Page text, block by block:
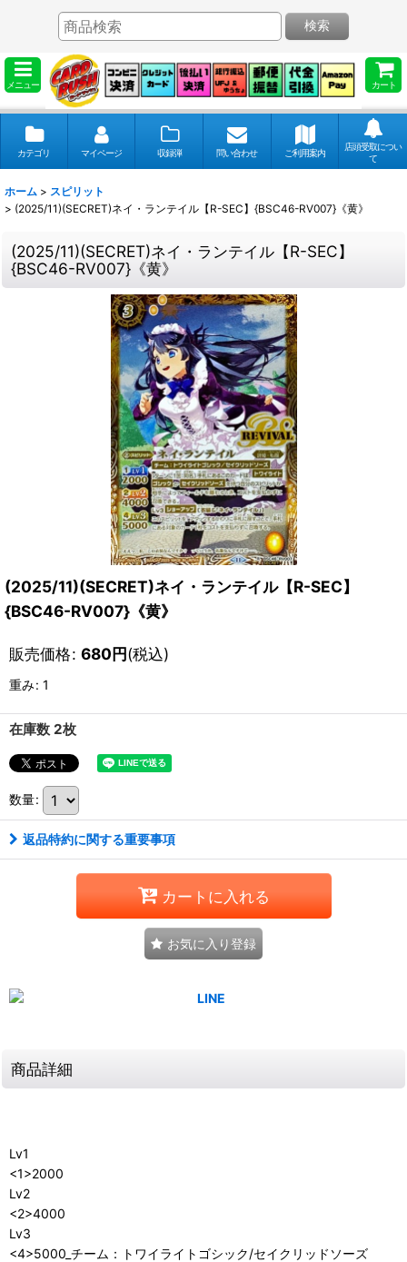
メニュー カート
検索
カテゴリ マイページ 収録弾 問い合わせ ご利用案内
店頭受取につい
て
ホーム > スピリット
> (2025/11)(SECRET)ネイ・ランテイル【R-SEC】{BSC46-RV007}《黄》
(2025/11)(SECRET)ネイ・ランテイル【R-SEC】
{BSC46-RV007}《黄》
(2025/11)(SECRET)ネイ・ランテイル【R-SEC】
{BSC46-RV007}《黄》
販売価格: 680円(税込)
重み: 1
在庫数 2枚
数量:
返品特約に関する重要事項
カートに入れる
お気に入り登録
商品詳細
Lv1
<1>2000
Lv2
<2>4000
Lv3
<4>5000_チーム：トワイライトゴシック/セイクリッドソーズ